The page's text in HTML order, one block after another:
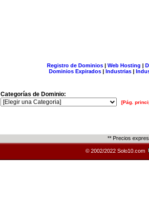
Registro de Dominios| Web Hosting |
Dominios Expirados | Industrias |
Categorías de Dominio:
[Pág.
** Precios
© 2002/2022 Solo10.com